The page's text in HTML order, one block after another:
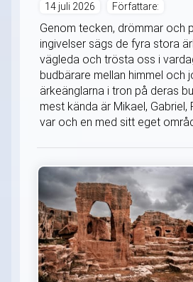
14 juli 2026 Författare:
Genom tecken, drömmar och
ingivelser sägs de fyra stora
vägleda och trösta oss i
budbärare mellan himmel och
ärkeänglarna i tron på deras
mest kända är Mikael, Gabriel,
var och en med sitt eget